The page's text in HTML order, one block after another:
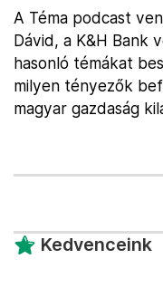
A Téma podcast
Dávid, a K&H Bank
hasonló témákat
milyen tényezők
magyar gazdaság
Kedvenceink